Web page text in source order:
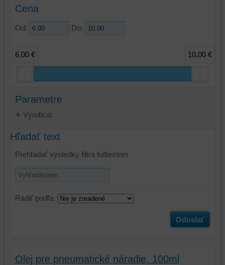
Cena
Od: Do:
6,00 € 10,00 €
Parametre
Výrobca:
Hľadať text
Prehľadať výsledky filtra fulltextom
Radiť podľa:
Odoslať
Olej pre pneumatické náradie, 100ml